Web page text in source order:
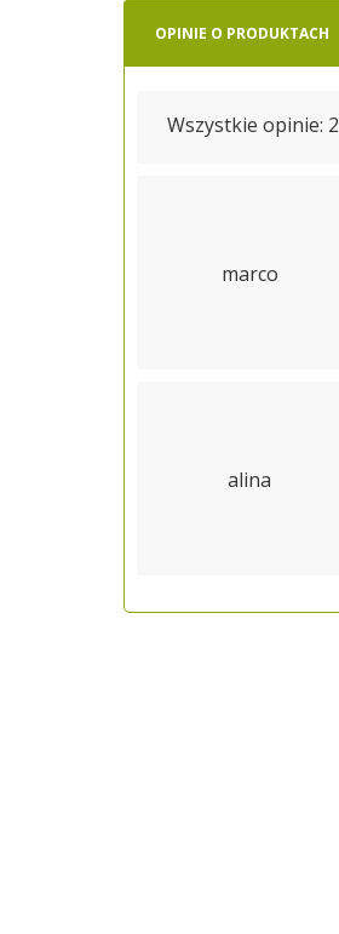
OPINIE O PRODUKTACH
Wszystkie opinie: 2
marco
alina